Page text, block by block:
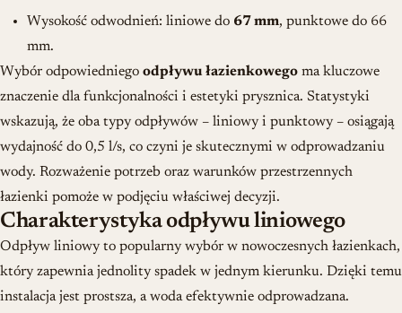
Wysokość odwodnień: liniowe do 67 mm, punktowe do 66
mm.
Wybór odpowiedniego odpływu łazienkowego ma kluczowe
znaczenie dla funkcjonalności i estetyki prysznica. Statystyki
wskazują, że oba typy odpływów – liniowy i punktowy – osiągają
wydajność do 0,5 l/s, co czyni je skutecznymi w odprowadzaniu
wody. Rozważenie potrzeb oraz warunków przestrzennych
łazienki pomoże w podjęciu właściwej decyzji.
Charakterystyka odpływu liniowego
Odpływ liniowy to popularny wybór w nowoczesnych łazienkach,
który zapewnia jednolity spadek w jednym kierunku. Dzięki temu
instalacja jest prostsza, a woda efektywnie odprowadzana.